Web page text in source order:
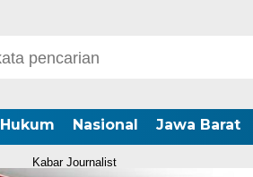
Hukum Nasional Jawa Barat
Kabar Journalist